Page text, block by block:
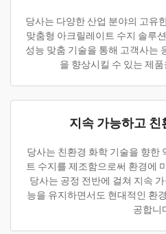
당사는 다양한 산업 분야의 고유
맞춤형 아크릴레이트 수지 솔루
성능 맞춤 기술을 통해 고객사는
을 향상시킬 수 있는 제
지속 가능하고 친
당사는 친환경 화학 기술을 향한
트 수지를 제조함으로써 환경에
당사는 공정 전반에 걸쳐 지속
능을 유지하면서도 현대적인 환
공합니